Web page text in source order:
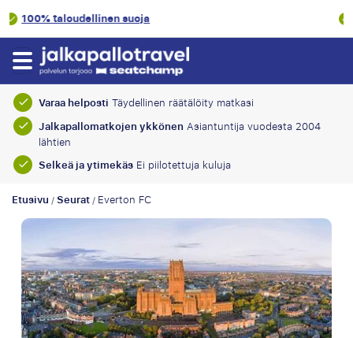
Asiakasluokitus9.1/10
Varaa helposti Täydellinen räätälöity matkasi
Jalkapallomatkojen ykkönen Asiantuntija vuodesta 2004
lähtien
Selkeä ja ytimekäsEi piilotettuja kuluja
Etusivu/Seurat/Everton FC